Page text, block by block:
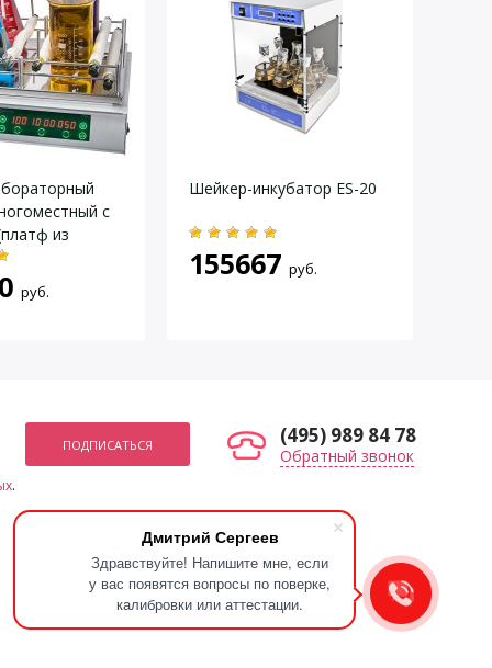
Дмитрий Сергеев
Здравствуйте! Напишите мне, если
у вас появятся вопросы по поверке,
калибровки или аттестации.
с
из
руб.
Шейкер-инкубатор ES-20
155667 руб.
.
(495) 989 84 78
Обратный звонок
Мы в социальных сетях